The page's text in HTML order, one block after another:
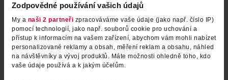
Zodpovědné používání vašich údajů
My a naši 2 partneři zpracováváme vaše údaje (jako např. číslo IP)
pomocí technologií, jako např. souborů cookie pro uchování a
přístup k informacím na vašem zařízení, abychom vám mohli nabízet
personalizované reklamy a obsah, měření reklam a obsahu, náhled
na návštěvníky a vývoj produktů. Máte možnosti ohledně toho, kdo
vaše údaje používá a k jakým účelům.
BIO noční sérum Ultra
Recovery
Purity Vision 30 ml
299 Kč
CLUB cena
379 Kč
Pleťové sérum ve spreji PDRN
Pink Glutathione
Medicube 100 ml
499 Kč